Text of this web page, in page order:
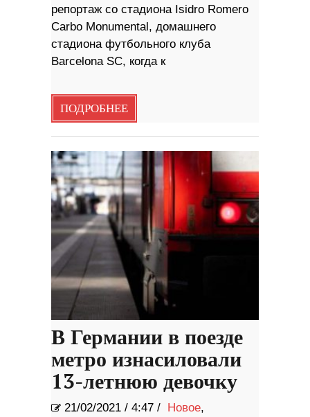
репортаж со стадиона Isidro Romero
Carbo Monumental, домашнего
стадиона футбольного клуба
Barcelona SC, когда к
ПОДРОБНЕЕ
В Германии в поезде
метро изнасиловали
13-летнюю девочку
21/02/2021 / 4:47 / Новое,